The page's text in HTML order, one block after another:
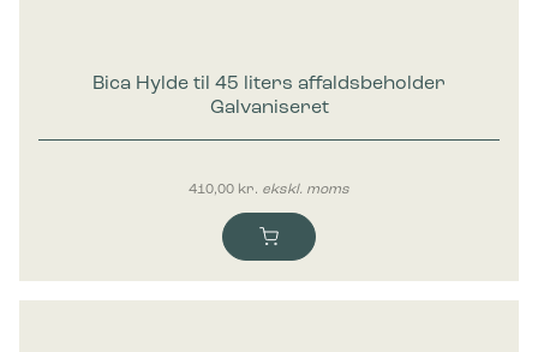
Bica Hylde til 45 liters affaldsbeholder
Galvaniseret
410,00 kr. ekskl. moms